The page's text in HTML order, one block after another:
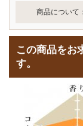
商品について
この商品をお
す。